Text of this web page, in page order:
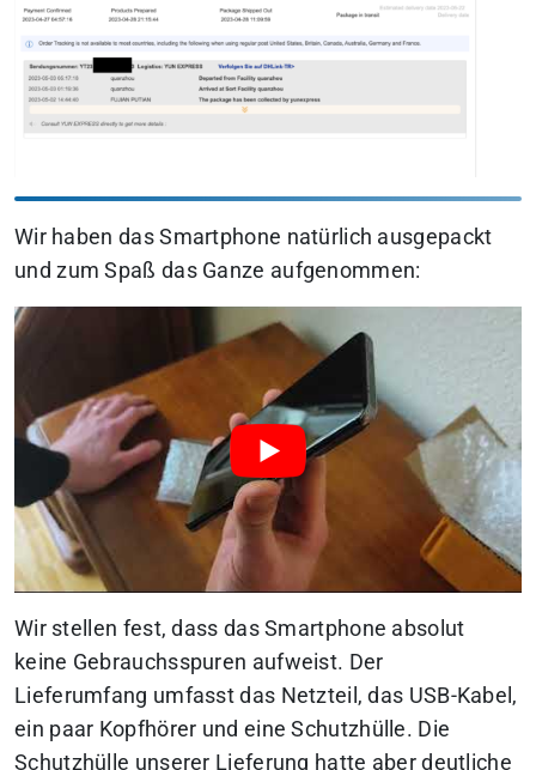
Wir haben das Smartphone natürlich ausgepackt
und zum Spaß das Ganze aufgenommen:
Wir stellen fest, dass das Smartphone absolut
keine Gebrauchsspuren aufweist. Der
Lieferumfang umfasst das Netzteil, das USB-Kabel,
ein paar Kopfhörer und eine Schutzhülle. Die
Schutzhülle unserer Lieferung hatte aber deutliche